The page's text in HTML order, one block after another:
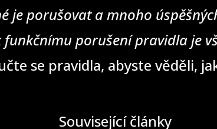
je porušovat a mnoho
funkčnímu porušení pravidla je
se pravidla, abyste věděli,
Související články